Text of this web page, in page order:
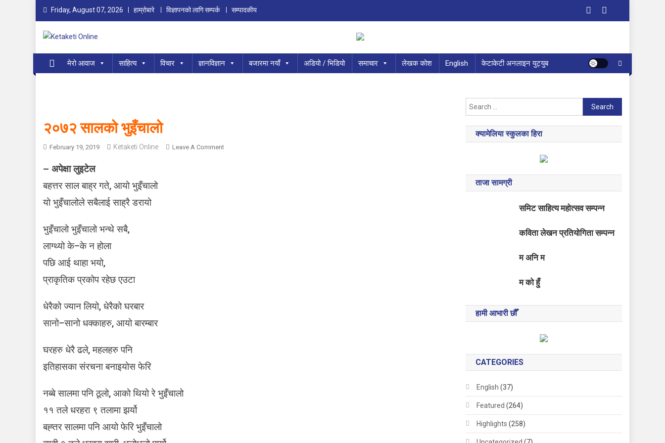
content
Friday, August 07, 2026 हाम्रोबारे विज्ञापनको लागि सम्पर्क सम्पादकीय
Ketaketi Online
मेरो आवाज साहित्य विचार ज्ञानविज्ञान बजारमा नयाँ अडियो / भिडियो समाचार लेखक कोश English केटाकेटी अनलाइन युट्युब
२०७२ सालको भुइँचालो
February 19, 2019 Ketaketi Online Leave A CommentO
– अपेक्षा लुइटेल
बहत्तर साल बाह्र गते, आयो भुइँचालो
यो भुइँचालोले सबैलाई साह्रै डरायो
भुइँचालो भुइँचालो भन्थे सबै,
लाग्थ्यो के–के न होला
पछि आई थाहा भयो,
प्राकृतिक प्रकोप रहेछ एउटा
धेरैको ज्यान लियो, धेरैको घरबार
सानो–सानो धक्काहरु, आयो बारम्बार
घरहरु धेरै ढले, महलहरु पनि
इतिहासका संरचना बनाइयोस फेरि
नब्बे सालमा पनि ठूलो, आको थियो रे भुइँचालो
११ तले धरहरा ९ तलामा झर्यो
बह्तर सालमा पनि आयो फेरि भुइँचालो
Search
for:
क्यामेलिया स्कुलका हिरा
ताजा सामग्री
समिट साहित्य महोत्सव सम्पन्न
कविता लेखन प्रतियोगिता सम्पन्न
म अनि म
म को हुँ
हामी आभारी छौँ
CATEGORIES
English (37)
Featured (264)
Highlights (258)